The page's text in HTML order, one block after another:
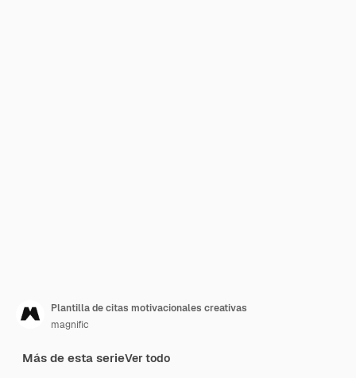
Plantilla de citas motivacionales creativas
magnific
Más de esta serieVer todo